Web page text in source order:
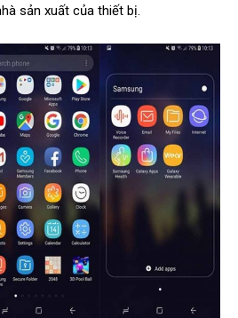
sản xuất của thiết bị.